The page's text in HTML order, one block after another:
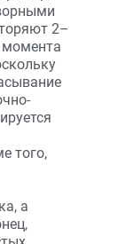
2–
момента
того,
а